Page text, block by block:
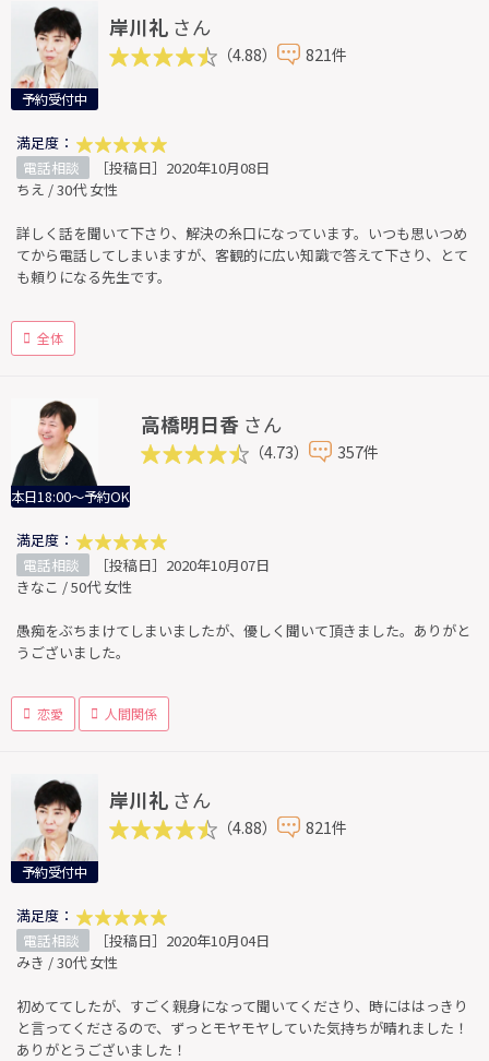
予約受付中
岸川礼 さん
（4.88） 821件
満足度：
電話相談
［投稿日］2020年10月08日
ちえ / 30代 女性
詳しく話を聞いて下さり、解決の糸口になっています。いつも思いつめ
てから電話してしまいますが、客観的に広い知識で答えて下さり、とて
も頼りになる先生です。
全体
本日18:00～予約OK
高橋明日香 さん
（4.73） 357件
満足度：
電話相談
［投稿日］2020年10月07日
きなこ / 50代 女性
愚痴をぶちまけてしまいましたが、優しく聞いて頂きました。ありがと
うございました。
恋愛 人間関係
予約受付中
岸川礼 さん
（4.88） 821件
満足度：
電話相談
［投稿日］2020年10月04日
みき / 30代 女性
初めててしたが、すごく親身になって聞いてくださり、時にははっきり
と言ってくださるので、ずっとモヤモヤしていた気持ちが晴れました！
ありがとうございました！